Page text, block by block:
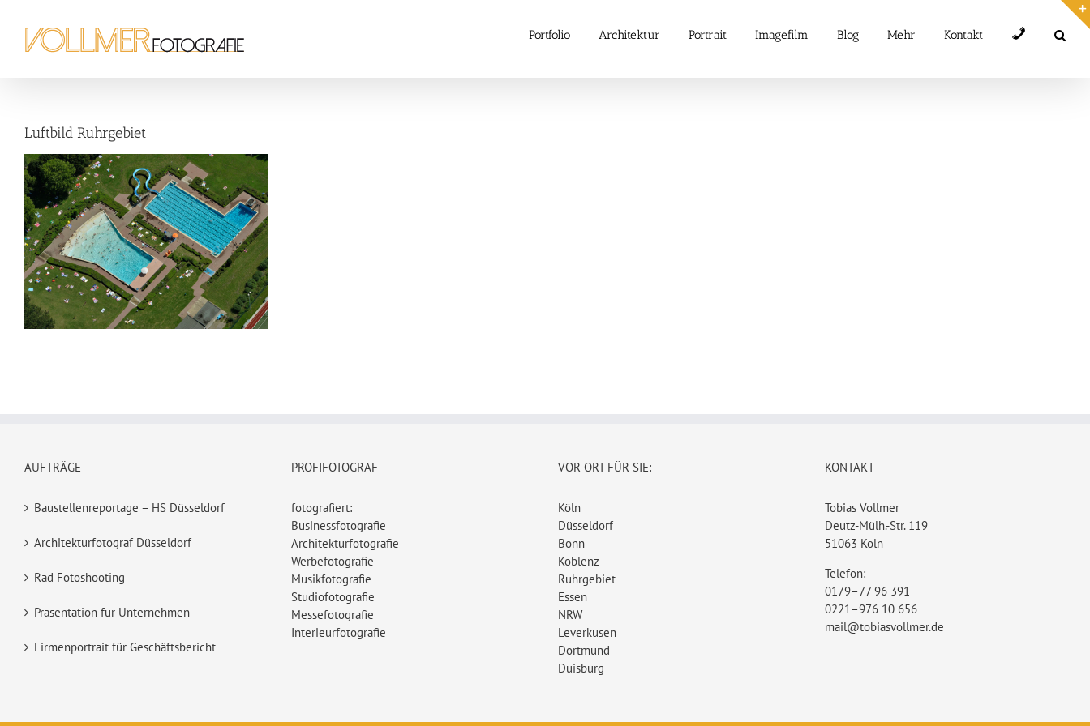
Inhalt
springen
Portfolio Architektur Portrait Imagefilm Blog Mehr Kontakt Telefon
Luftbild Ruhrgebiet
AUFTRÄGE
Baustellenreportage – HS Düsseldorf
Architekturfotograf Düsseldorf
Rad Fotoshooting
Präsentation für Unternehmen
Firmenportrait für Geschäftsbericht
PROFIFOTOGRAF
fotografiert:
Businessfotografie
Architekturfotografie
Werbefotografie
Musikfotografie
Studiofotografie
Messefotografie
Interieurfotografie
VOR ORT FÜR SIE:
Köln
Düsseldorf
Bonn
Koblenz
Ruhrgebiet
Essen
NRW
Leverkusen
Dortmund
Duisburg
KONTAKT
Tobias Vollmer
Deutz-Mülh.-Str. 119
51063 Köln
Telefon:
0179–77 96 391
0221–976 10 656
mail@tobiasvollmer.de